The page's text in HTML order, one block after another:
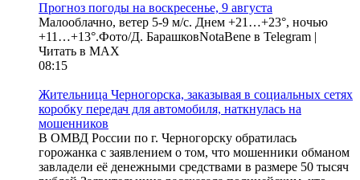
Прогноз погоды на воскресенье, 9 августа
Малооблачно, ветер 5-9 м/с. Днем +21…+23°, ночью
+11…+13°.Фото/Д. БарашковNotaBene в Telegram |
Читать в MAX
08:15
Жительница Черногорска, заказывая в социальных сетях
коробку передач для автомобиля, наткнулась на
мошенников
В ОМВД России по г. Черногорску обратилась
горожанка с заявлением о том, что мошенники обманом
завладели её денежными средствами в размере 50 тысяч